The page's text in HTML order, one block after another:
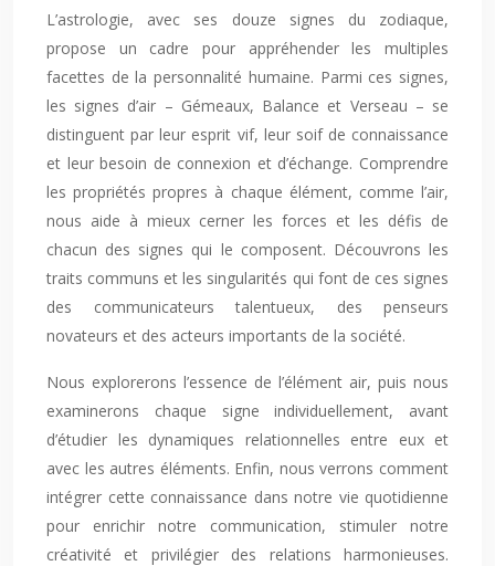
L’astrologie, avec ses douze signes du zodiaque,
propose un cadre pour appréhender les multiples
facettes de la personnalité humaine. Parmi ces signes,
les signes d’air – Gémeaux, Balance et Verseau – se
distinguent par leur esprit vif, leur soif de connaissance
et leur besoin de connexion et d’échange. Comprendre
les propriétés propres à chaque élément, comme l’air,
nous aide à mieux cerner les forces et les défis de
chacun des signes qui le composent. Découvrons les
traits communs et les singularités qui font de ces signes
des communicateurs talentueux, des penseurs
novateurs et des acteurs importants de la société.
Nous explorerons l’essence de l’élément air, puis nous
examinerons chaque signe individuellement, avant
d’étudier les dynamiques relationnelles entre eux et
avec les autres éléments. Enfin, nous verrons comment
intégrer cette connaissance dans notre vie quotidienne
pour enrichir notre communication, stimuler notre
créativité et privilégier des relations harmonieuses.